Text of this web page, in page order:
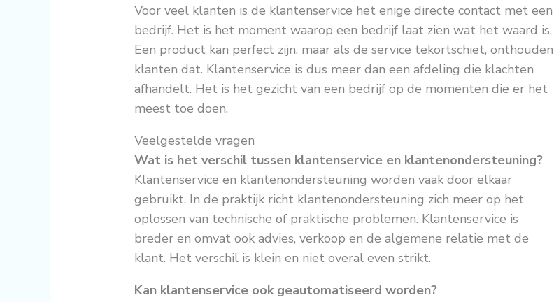
Voor veel klanten is de klantenservice het enige directe contact met een
bedrijf. Het is het moment waarop een bedrijf laat zien wat het waard is.
Een product kan perfect zijn, maar als de service tekortschiet, onthouden
klanten dat. Klantenservice is dus meer dan een afdeling die klachten
afhandelt. Het is het gezicht van een bedrijf op de momenten die er het
meest toe doen.
Veelgestelde vragen
Wat is het verschil tussen klantenservice en klantenondersteuning?
Klantenservice en klantenondersteuning worden vaak door elkaar
gebruikt. In de praktijk richt klantenondersteuning zich meer op het
oplossen van technische of praktische problemen. Klantenservice is
breder en omvat ook advies, verkoop en de algemene relatie met de
klant. Het verschil is klein en niet overal even strikt.
Kan klantenservice ook geautomatiseerd worden?